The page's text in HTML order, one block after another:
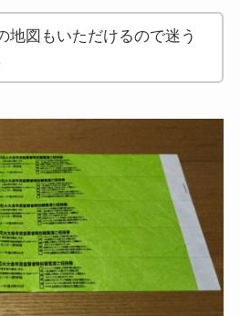
地図もいただけるので迷う